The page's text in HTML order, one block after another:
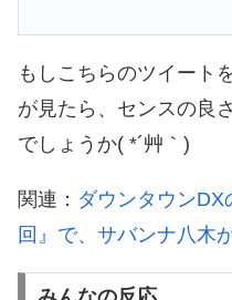
もしこちらのツイート
が見たら、センスの良
でしょうか( *´艸｀)
関連： ダウンタウンDX
回』で、サバンナ八木